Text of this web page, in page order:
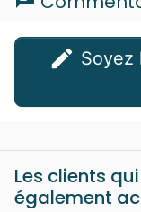
edit
Les clients
également